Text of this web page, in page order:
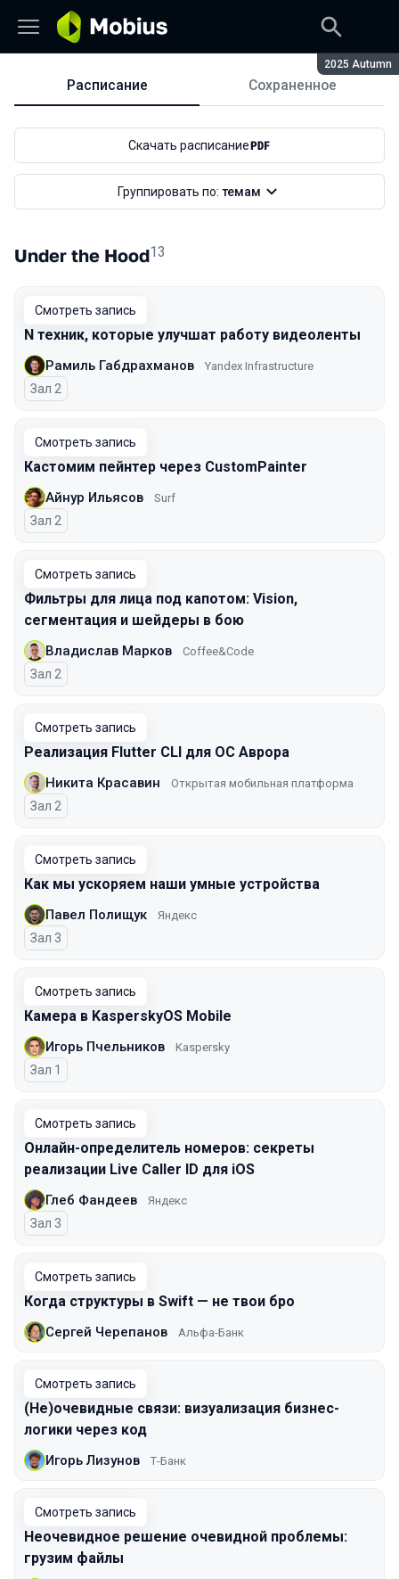
Сезон:
2025 Autumn
Расписание
Расписание Сохраненное
Скачать расписание
Группировать по: темам
Under the Hood13
Смотреть запись
N техник, которые улучшат работу видеоленты
Рамиль Габдрахманов Yandex Infrastructure
Зал 2
Смотреть запись
Кастомим пейнтер через CustomPainter
Айнур Ильясов Surf
Зал 2
Смотреть запись
Фильтры для лица под капотом: Vision,
сегментация и шейдеры в бою
Владислав Марков Coffee&Code
Зал 2
Смотреть запись
Реализация Flutter CLI для ОС Аврора
Никита Красавин Открытая мобильная платформа
Зал 2
Смотреть запись
Как мы ускоряем наши умные устройства
Павел Полищук Яндекс
Зал 3
Смотреть запись
Камера в KasperskyOS Mobile
Игорь Пчельников Kaspersky
Зал 1
Смотреть запись
Онлайн-определитель номеров: секреты
реализации Live Caller ID для iOS
Глеб Фандеев Яндекс
Зал 3
Смотреть запись
Когда структуры в Swift — не твои бро
Сергей Черепанов Альфа-Банк
Смотреть запись
(Не)очевидные связи: визуализация бизнес-
логики через код
Игорь Лизунов Т-Банк
Смотреть запись
Неочевидное решение очевидной проблемы:
грузим файлы